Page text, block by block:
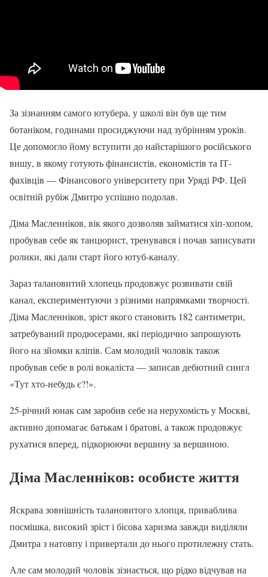
За зізнанням самого ютубера, у школі він був ще тим
ботаніком, годинами просиджуючи над зубрінням уроків.
Це допомогло йому вступити до найстарішого російського
вишу, в якому готують фінансистів, економістів та ІТ-
фахівців — Фінансового університету при Уряді РФ. Цей
освітній рубіж Дмитро успішно подолав.
Діма Масленніков, вік якого дозволяв займатися хіп-хопом,
пробував себе як танцюрист, тренувався і почав записувати
ролики, які дали старт його ютуб-каналу.
Зараз талановитий хлопець продовжує розвивати свій
канал, експериментуючи з різними напрямками творчості.
Діма Масленніков, зріст якого становить 182 сантиметри,
затребуваний продюсерами, які періодично запрошують
його на зйомки кліпів. Сам молодий чоловік також
пробував себе в ролі вокаліста — записав дебютний сингл
«Тут хто-небудь є?!».
25-річний юнак сам заробив себе на нерухомість у Москві,
активно допомагає батькам і братові, а також продовжує
рухатися вперед, підкорюючи вершину за вершиною.
Діма Масленніков: особисте життя
Яскрава зовнішність талановитого хлопця, приваблива
посмішка, високий зріст і бісова харизма завжди виділяли
Дмитра з натовпу і привертали до нього протилежну стать.
Але сам молодий чоловік зізнається, що рідко відчував на